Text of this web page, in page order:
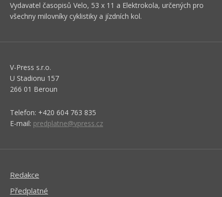
Vydavatel časopisů Velo, 53 x 11 a Elektrokola, určených pro
všechny milovníky cyklistiky a jízdních kol.
V-Press s.r.o.
U Stadionu 157
266 01 Beroun
Telefon: +420 604 763 835
E-mail: predplatne@vpress.cz
Redakce
Předplatné